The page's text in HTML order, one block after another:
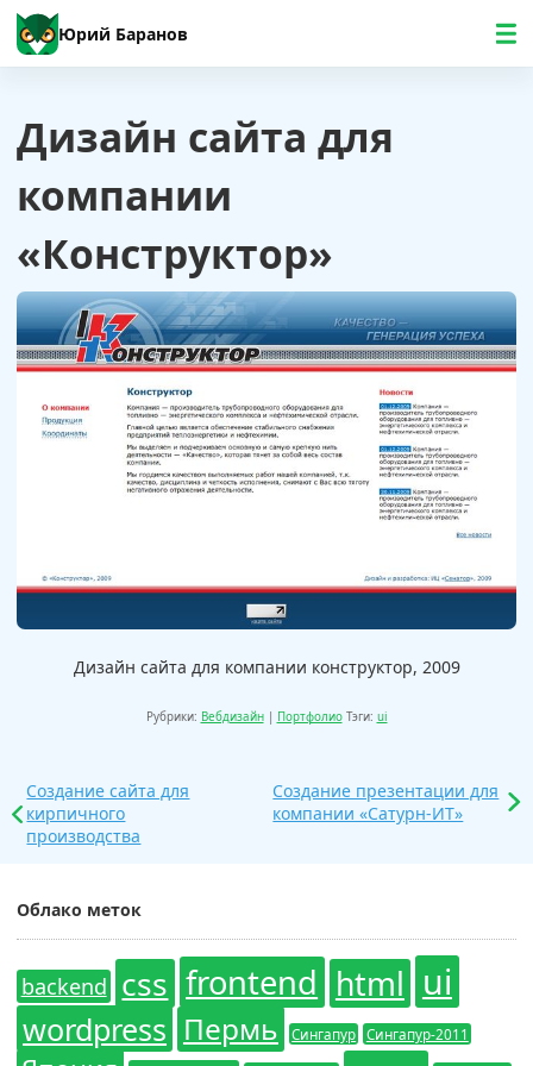
Юрий Баранов
Дизайн сайта для
компании
«Конструктор»
Дизайн сайта для компании конструктор, 2009
Рубрики: Вебдизайн| ПортфолиоТэги: ui
Создание сайта для
кирпичного
производства
Создание презентации для
компании «Сатурн-ИТ»
Облако меток
backend css frontend html ui
wordpress Пермь Сингапур Сингапур-2011